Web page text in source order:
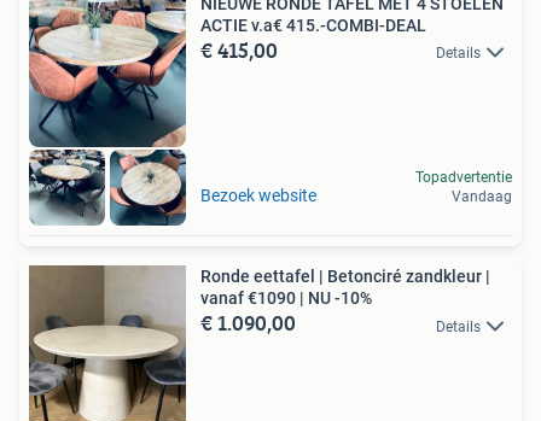
ACTIE v.a€ 415.-COMBI-DEAL
€ 415,00 Details
Bezoek website
Topadvertentie
Vandaag
Ronde eettafel | Betonciré zandkleur |
vanaf €1090 | NU -10%
€ 1.090,00 Details